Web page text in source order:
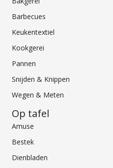
Barbecues
Keukentextiel
Kookgerei
Pannen
Snijden & Knippen
Wegen & Meten
Op tafel
Amuse
Bestek
Dienbladen